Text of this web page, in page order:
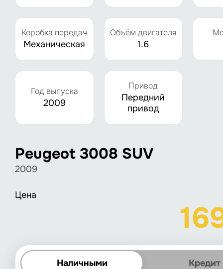
Коробка передач
Механическая
Объём двигателя
1.6
Год выпуска
2009
Привод
Передний
привод
Peugeot 3008 SUV
2009
Цена
Наличными Кредит